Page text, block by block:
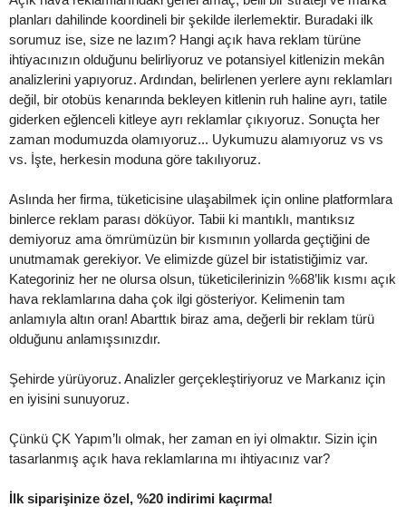
planları dahilinde koordineli bir şekilde ilerlemektir. Buradaki ilk
sorumuz ise, size ne lazım? Hangi açık hava reklam türüne
ihtiyacınızın olduğunu belirliyoruz ve potansiyel kitlenizin mekân
analizlerini yapıyoruz. Ardından, belirlenen yerlere aynı reklamları
değil, bir otobüs kenarında bekleyen kitlenin ruh haline ayrı, tatile
giderken eğlenceli kitleye ayrı reklamlar çıkıyoruz. Sonuçta her
zaman modumuzda olamıyoruz... Uykumuzu alamıyoruz vs vs
vs. İşte, herkesin moduna göre takılıyoruz.
Aslında her firma, tüketicisine ulaşabilmek için online platformlara
binlerce reklam parası döküyor. Tabii ki mantıklı, mantıksız
demiyoruz ama ömrümüzün bir kısmının yollarda geçtiğini de
unutmamak gerekiyor. Ve elimizde güzel bir istatistiğimiz var.
Kategoriniz her ne olursa olsun, tüketicilerinizin %68’lik kısmı açık
hava reklamlarına daha çok ilgi gösteriyor. Kelimenin tam
anlamıyla altın oran! Abarttık biraz ama, değerli bir reklam türü
olduğunu anlamışsınızdır.
Şehirde yürüyoruz. Analizler gerçekleştiriyoruz ve Markanız için
en iyisini sunuyoruz.
Çünkü ÇK Yapım’lı olmak, her zaman en iyi olmaktır. Sizin için
tasarlanmış açık hava reklamlarına mı ihtiyacınız var?
İlk siparişinize özel, %20 indirimi kaçırma!